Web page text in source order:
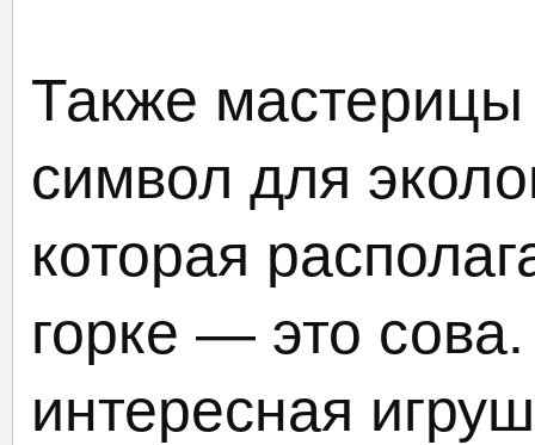
Также
символ для
которая
горке — это
интересная